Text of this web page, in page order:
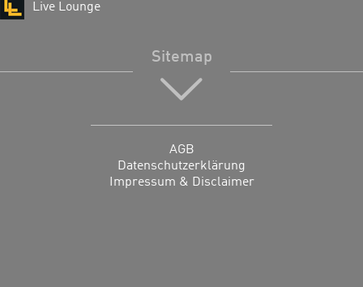
Live Lounge
Sitemap
AGB
Datenschutzerklärung
Impressum & Disclaimer